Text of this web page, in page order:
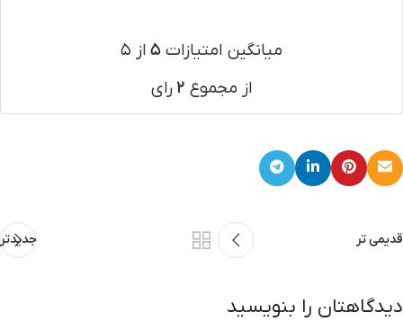
میانگین امتیازات ۵ از ۵
از مجموع ۲ رای
جدیدتر قدیمی تر
دیدگاهتان را بنویسید